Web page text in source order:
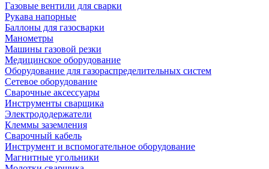
Газовые вентили для сварки
Рукава напорные
Баллоны для газосварки
Манометры
Машины газовой резки
Медицинское оборудование
Оборудование для газораспределительных систем
Сетевое оборудование
Сварочные аксессуары
Инструменты сварщика
Электрододержатели
Клеммы заземления
Сварочный кабель
Инструмент и вспомогательное оборудование
Магнитные угольники